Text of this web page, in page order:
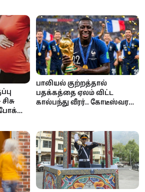
பாலியல் குற்றத்தால்
பதக்கத்தை ஏலம் விட்ட
கால்பந்து வீரர்.. கோடீஸ்வரன்